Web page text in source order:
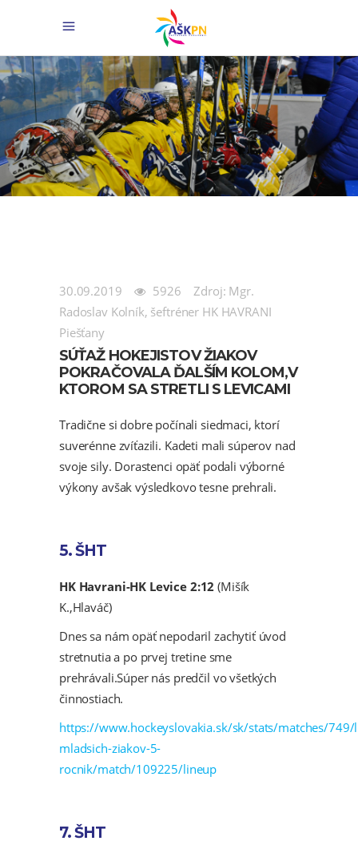
30.09.2019 5926
Zdroj: Mgr.
Radoslav Kolník, šeftréner HK HAVRANI
Piešťany
SÚŤAŽ HOKEJISTOV ŽIAKOV
POKRAČOVALA ĎALŠÍM KOLOM,V
KTOROM SA STRETLI S LEVICAMI
Tradične si dobre počínali siedmaci, ktorí
suverénne zvíťazili. Kadeti mali súperov nad
svoje sily. Dorastenci opäť podali výborné
výkony avšak výsledkovo tesne prehrali.
5. ŠHT
HK Havrani-HK Levice 2:12 (Mišík
K.,Hlaváč)
Dnes sa nám opäť nepodaril zachytiť úvod
stretnutia a po prvej tretine sme
prehrávali.Súper nás predčil vo všetkých
činnostiach.
https://www.hockeyslovakia.sk/sk/stats/matches/749/
mladsich-ziakov-5-
rocnik/match/109225/lineup
7. ŠHT